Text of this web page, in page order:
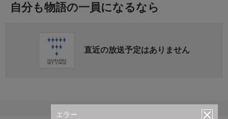
エラー
自分も物語の一員になるなら
直近の放送予定はありません